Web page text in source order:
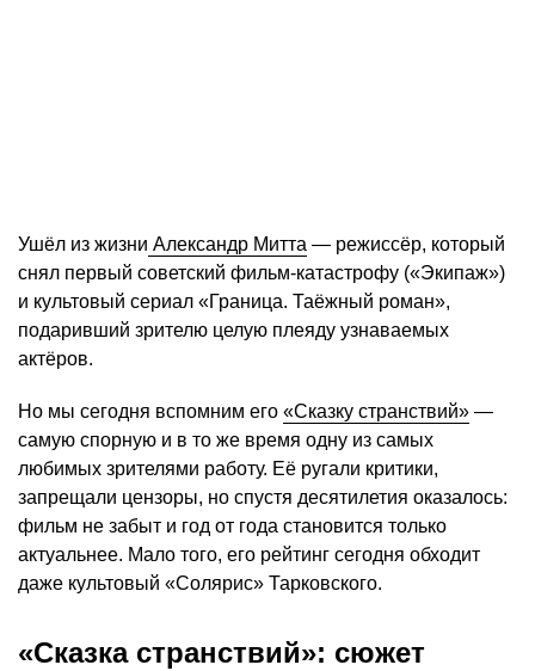
Ушёл из жизни Александр Митта — режиссёр, который
снял первый советский фильм-катастрофу («Экипаж»)
и культовый сериал «Граница. Таёжный роман»,
подаривший зрителю целую плеяду узнаваемых
актёров.
Но мы сегодня вспомним его «Сказку странствий» —
самую спорную и в то же время одну из самых
любимых зрителями работу. Её ругали критики,
запрещали цензоры, но спустя десятилетия оказалось:
фильм не забыт и год от года становится только
актуальнее. Мало того, его рейтинг сегодня обходит
даже культовый «Солярис» Тарковского.
«Сказка странствий»: сюжет